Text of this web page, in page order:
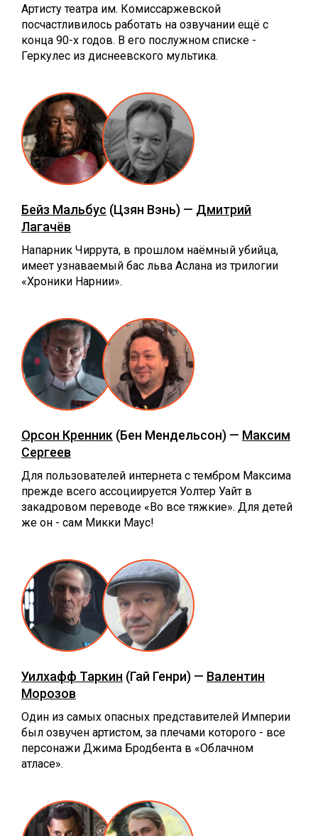
Артисту театра им. Комиссаржевской
посчастливилось работать на озвучании ещё с
конца 90-х годов. В его послужном списке -
Геркулес из диснеевского мультика.
Бейз Мальбус (Цзян Вэнь) — Дмитрий
Лагачёв
Напарник Чиррута, в прошлом наёмный убийца,
имеет узнаваемый бас льва Аслана из трилогии
«‎Хроники Нарнии».
Орсон Кренник (Бен Мендельсон) — Максим
Сергеев
Для пользователей интернета с тембром Максима
прежде всего ассоциируется Уолтер Уайт в
закадровом переводе «‎Во все тяжкие». Для детей
же он - сам Микки Маус!
Уилхафф Таркин (Гай Генри) — Валентин
Морозов
Один из самых опасных представителей Империи
был озвучен артистом, за плечами которого - все
персонажи Джима Бродбента в «‎Облачном
атласе».